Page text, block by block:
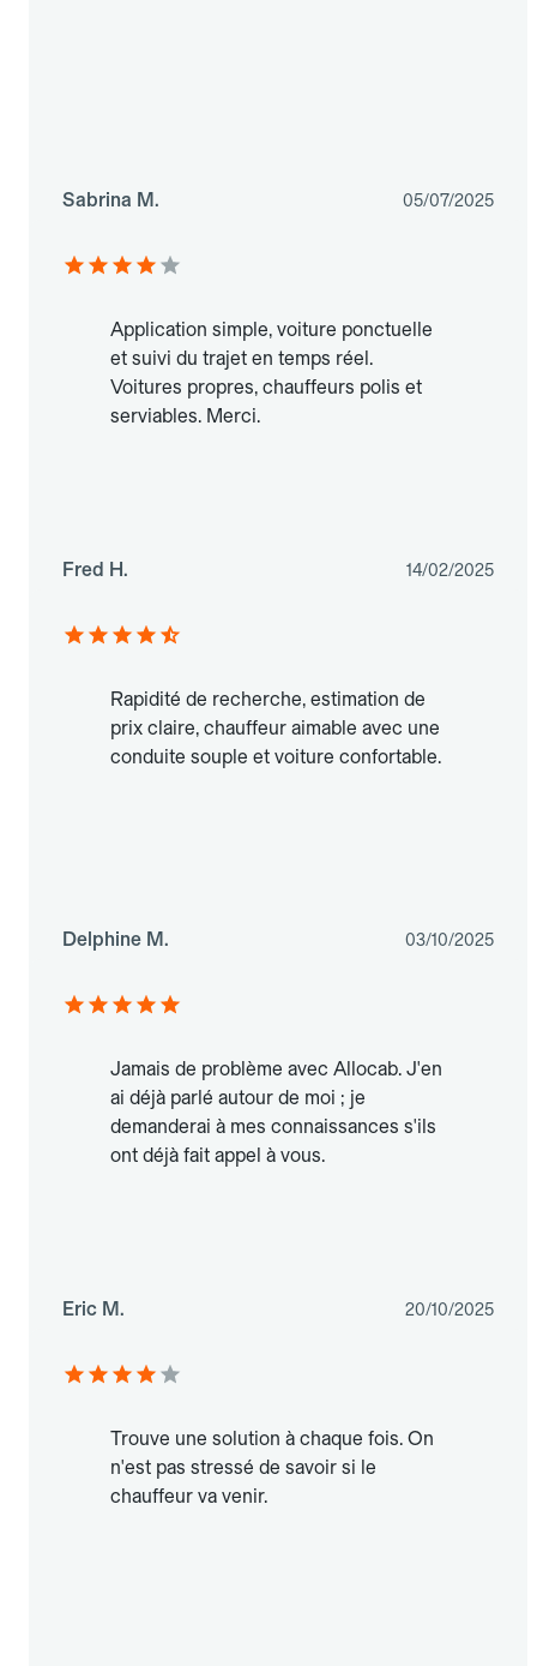
Sabrina M. 05/07/2025
Application simple, voiture ponctuelle
et suivi du trajet en temps réel.
Voitures propres, chauffeurs polis et
serviables. Merci.
Fred H. 14/02/2025
Rapidité de recherche, estimation de
prix claire, chauffeur aimable avec une
conduite souple et voiture confortable.
Delphine M. 03/10/2025
Jamais de problème avec Allocab. J'en
ai déjà parlé autour de moi ; je
demanderai à mes connaissances s'ils
ont déjà fait appel à vous.
Eric M. 20/10/2025
Trouve une solution à chaque fois. On
n'est pas stressé de savoir si le
chauffeur va venir.